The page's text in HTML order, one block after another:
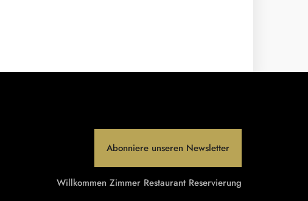
Abonniere unseren Newsletter
Willkommen Zimmer Restaurant Reservierung